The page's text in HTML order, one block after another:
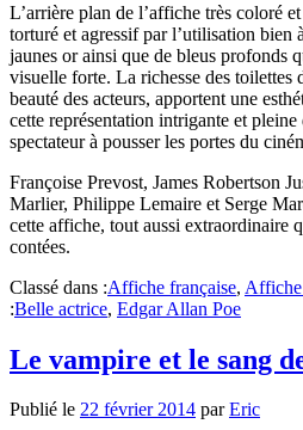
L’arrière plan de l’affiche très coloré
torturé et agressif par l’utilisation bien
jaunes or ainsi que de bleus profonds
visuelle forte. La richesse des toilettes
beauté des acteurs, apportent une
cette représentation intrigante et
spectateur à pousser les portes du
Françoise Prevost, James Robertson
Marlier, Philippe Lemaire et Serge
cette affiche, tout aussi extraordinaire
contées.
Classé dans :Affiche française,
:Belle actrice, Edgar Allan Poe
Le vampire et le sang
Publié le 22 février 2014 parEric